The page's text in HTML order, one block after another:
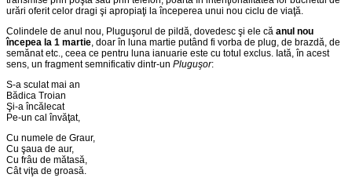
urări oferit celor dragi şi apropiaţi la începerea unui nou ciclu de viaţă.
Colindele de anul nou, Pluguşorul de pildă, dovedesc şi ele că anul nou
începea la 1 martie, doar în luna martie putând fi vorba de plug, de brazdă, de
semănat etc., ceea ce pentru luna ianuarie este cu totul exclus. Iată, în acest
sens, un fragment semnificativ dintr-un Pluguşor:
S-a sculat mai an
Bădica Troian
Şi-a încălecat
Pe-un cal învăţat,
Cu numele de Graur,
Cu şaua de aur,
Cu frâu de mătasă,
Cât viţa de groasă.